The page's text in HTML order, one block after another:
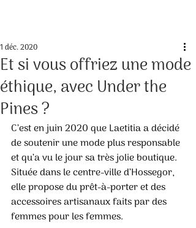
Et si vous offriez une mode
éthique, avec Under the
Pines ?
1 déc. 2020
C’est en juin 2020 que Laetitia a décidé
de soutenir une mode plus responsable
et qu’a vu le jour sa très jolie boutique.
Située dans le centre-ville d’Hossegor,
elle propose du prêt-à-porter et des
accessoires artisanaux faits par des
femmes pour les femmes.